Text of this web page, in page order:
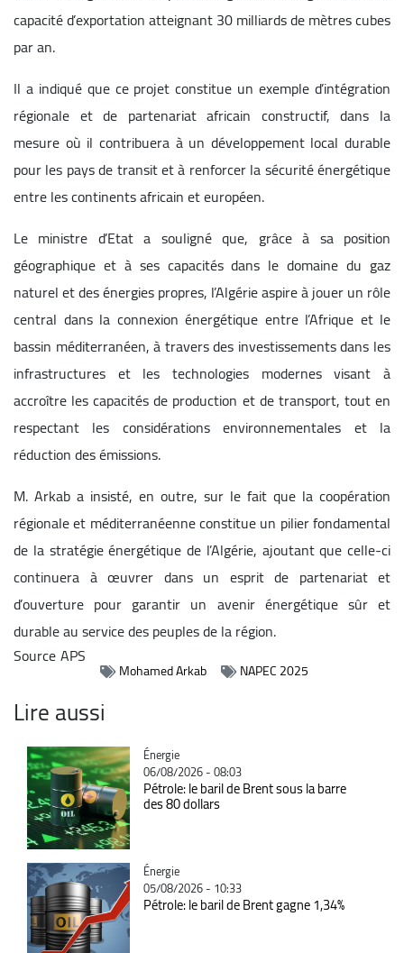
capacité d’exportation atteignant 30 milliards de mètres cubes
par an.
Il a indiqué que ce projet constitue un exemple d’intégration
régionale et de partenariat africain constructif, dans la
mesure où il contribuera à un développement local durable
pour les pays de transit et à renforcer la sécurité énergétique
entre les continents africain et européen.
Le ministre d’Etat a souligné que, grâce à sa position
géographique et à ses capacités dans le domaine du gaz
naturel et des énergies propres, l’Algérie aspire à jouer un rôle
central dans la connexion énergétique entre l’Afrique et le
bassin méditerranéen, à travers des investissements dans les
infrastructures et les technologies modernes visant à
accroître les capacités de production et de transport, tout en
respectant les considérations environnementales et la
réduction des émissions.
M. Arkab a insisté, en outre, sur le fait que la coopération
régionale et méditerranéenne constitue un pilier fondamental
de la stratégie énergétique de l’Algérie, ajoutant que celle-ci
continuera à œuvrer dans un esprit de partenariat et
d’ouverture pour garantir un avenir énergétique sûr et
durable au service des peuples de la région.
SourceAPS
Mohamed Arkab NAPEC 2025
Lire aussi
Catégorie
Énergie
06/08/2026 - 08:03
Pétrole: le baril de Brent sous la barre
des 80 dollars
Catégorie
Énergie
05/08/2026 - 10:33
Pétrole: le baril de Brent gagne 1,34%